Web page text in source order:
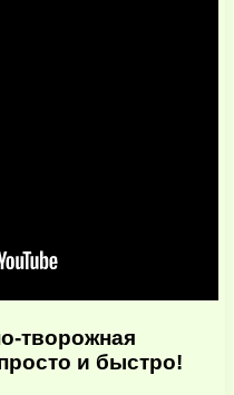
творожная
и быстро!